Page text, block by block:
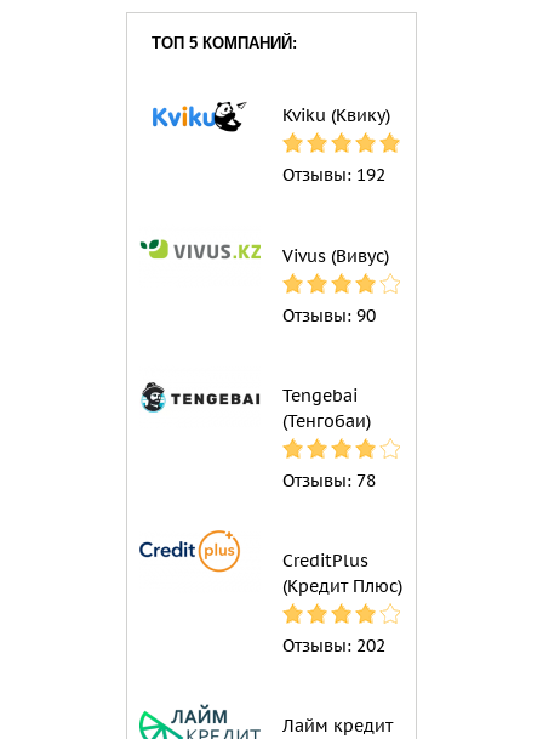
ТОП 5 КОМПАНИЙ:
Kviku (Квику)
Отзывы: 192
Vivus (Вивус)
Отзывы: 90
Tengebai
(Тенгобаи)
Отзывы: 78
CreditPlus
(Кредит Плюс)
Отзывы: 202
Лайм кредит